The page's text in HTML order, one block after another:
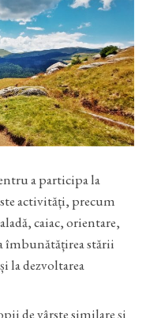
a participa la
activități, precum
caiac, orientare,
îmbunătățirea stării
la dezvoltarea
de vârste similare și